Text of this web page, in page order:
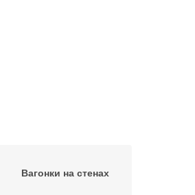
Вагонки на стенах